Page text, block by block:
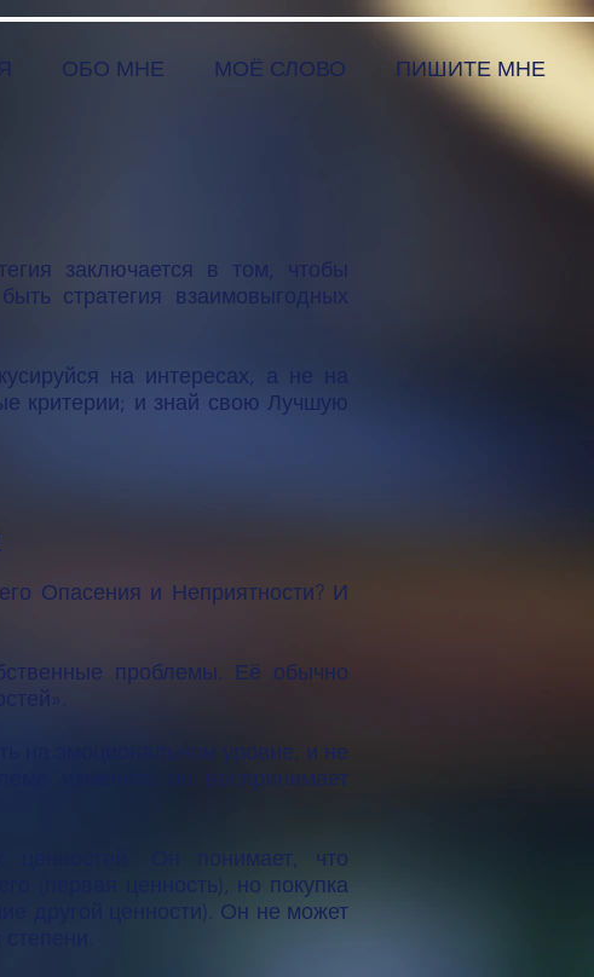
ОБО МНЕ МОЁ СЛОВО ПИШИТЕ МНЕ
заключается в том, чтобы
стратегия взаимовыгодных
на интересах, а не на
критерии; и знай свою Лучшую
Опасения и Неприятности? И
проблемы. Её обычно
на эмоциональном уровне, и не
изменить он воспринимает
ценностей. Он понимает, что
(первая ценность), но покупка
другой ценности). Он не может